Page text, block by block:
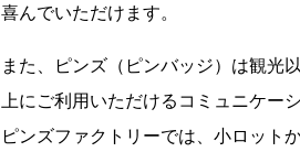
喜んでいただけます。
また、ピンズ（ピンバッジ）は観光
上にご利用いただけるコミュニケー
ピンズファクトリーでは、小ロット